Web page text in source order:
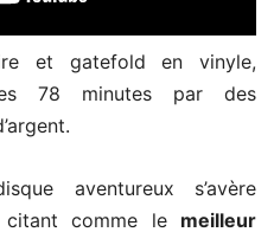
et gatefold en vinyle,
78 minutes par des
aventureux s’avère
citant comme le meilleur